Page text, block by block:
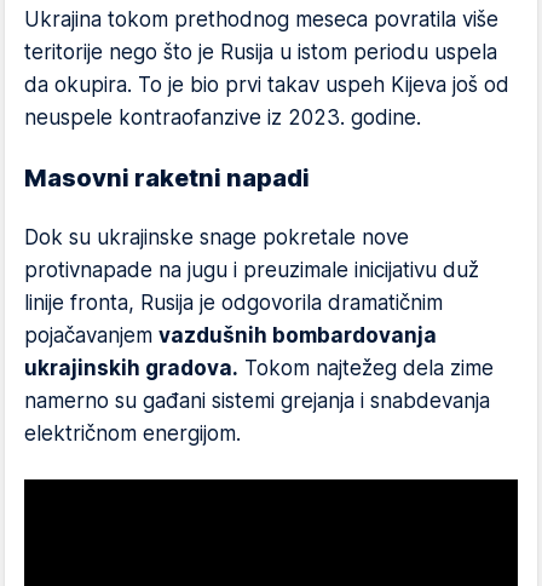
Ukrajina tokom prethodnog meseca povratila više
teritorije nego što je Rusija u istom periodu uspela
da okupira. To je bio prvi takav uspeh Kijeva još od
neuspele kontraofanzive iz 2023. godine.
Masovni raketni napadi
Dok su ukrajinske snage pokretale nove
protivnapade na jugu i preuzimale inicijativu duž
linije fronta, Rusija je odgovorila dramatičnim
pojačavanjem vazdušnih bombardovanja
ukrajinskih gradova. Tokom najtežeg dela zime
namerno su gađani sistemi grejanja i snabdevanja
električnom energijom.